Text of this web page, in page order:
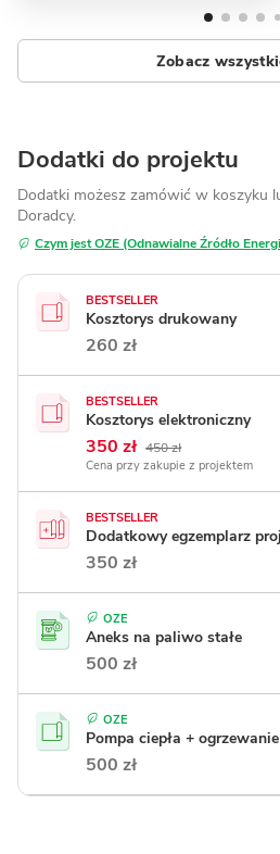
Zobacz
Dodatki do projektu
Dodatki możesz zamówić w koszyku
Doradcy.
Czym jest OZE (Odnawialne Źródło
BESTSELLER
Kosztorys drukowany
260 zł
BESTSELLER
Kosztorys elektroniczny
450 zł
350 zł
Cena przy zakupie z projektem
BESTSELLER
Dodatkowy egzemplarz
350 zł
OZE
Aneks na paliwo stałe
500 zł
OZE
Pompa ciepła +
500 zł